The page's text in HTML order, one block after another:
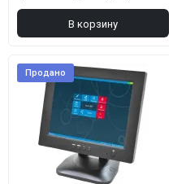
В корзину
Продано